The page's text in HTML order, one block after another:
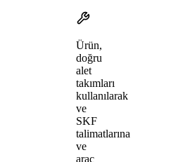
Ürün,
doğru
alet
takımları
kullanılarak
ve
SKF
talimatlarına
ve
araç